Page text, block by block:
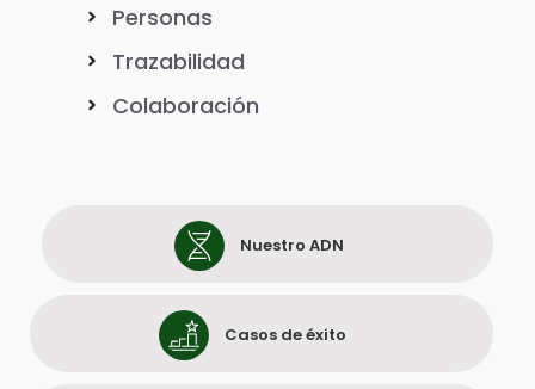
Personas
Trazabilidad
Colaboración
Nuestro ADN
Casos de éxito